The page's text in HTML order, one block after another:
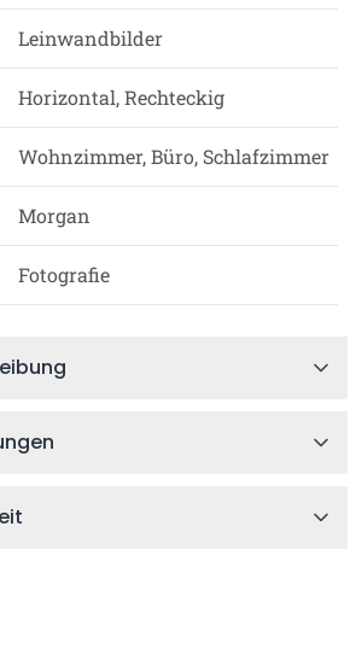
Leinwandbilder
Horizontal, Rechteckig
Wohnzimmer, Büro, Schlafzimmer
Morgan
Fotografie